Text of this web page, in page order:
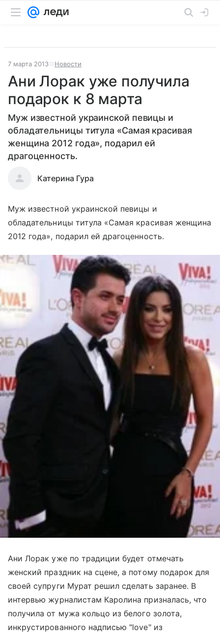
7 марта 2013 Новости
Ани Лорак уже получила
подарок к 8 марта
Муж известной украинской певицы и
обладательницы титула «Самая красивая
женщина 2012 года», подарил ей
драгоценность.
Катерина Гура
Муж известной украинской певицы и
обладательницы титула «Самая красивая женщина
2012 года», подарил ей драгоценность.
Ани Лорак уже по традиции будет отмечать
женский праздник на сцене, а потому подарок для
своей супруги Мурат решил сделать заранее. В
интервью журналистам Каролина призналась, что
получила от мужа кольцо из белого золота,
инкрустированного надписью "love" из